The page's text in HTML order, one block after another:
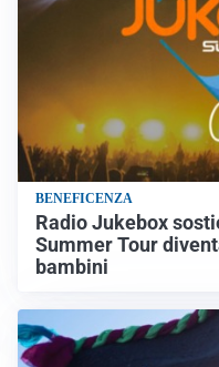
BENEFICENZA
Radio Jukebox
Summer Tour
bambini